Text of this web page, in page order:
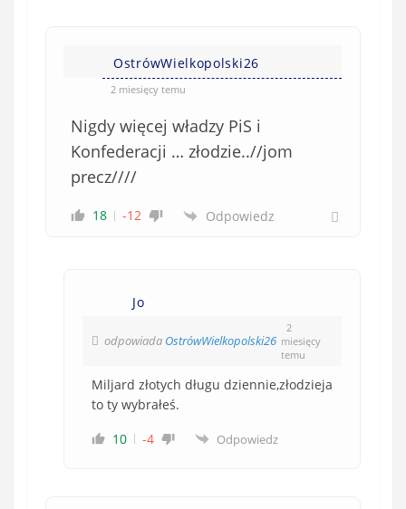
OstrówWielkopolski26
2 miesięcy temu
Nigdy więcej władzy PiS i
Konfederacji … złodzie..//jom
precz////
18 -12 Odpowiedz
Jo
odpowiada OstrówWielkopolski26
2
miesięcy
temu
Miljard złotych długu dziennie,złodzieja
to ty wybrałeś.
10
-4 Odpowiedz